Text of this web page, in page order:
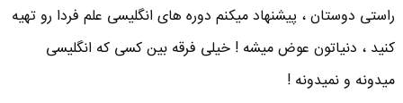
راستی دوستان ، پیشنهاد میکنم دوره های انگلیسی علم فردا رو تهیه
کنید ، دنیاتون عوض میشه ! خیلی فرقه بین کسی که انگلیسی
میدونه و نمیدونه !